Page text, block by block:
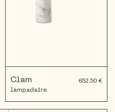
Clam
652,50 €
lampadaire